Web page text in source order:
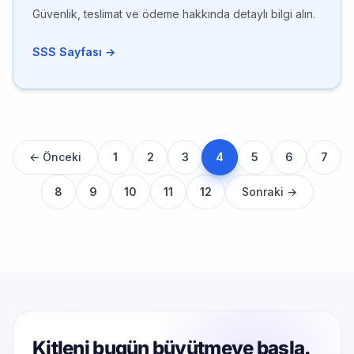
Güvenlik, teslimat ve ödeme hakkında detaylı bilgi alın.
SSS Sayfası →
← Önceki 1 2 3 4 5 6 7
8 9 10 11 12 Sonraki →
Kitleni bugün büyütmeye başla.